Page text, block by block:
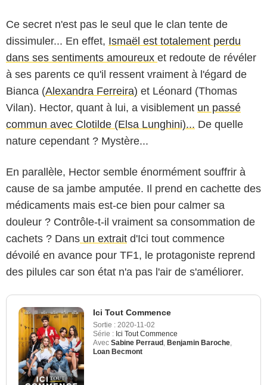
Ce secret n'est pas le seul que le clan tente de
dissimuler... En effet, Ismaël est totalement perdu
dans ses sentiments amoureux et redoute de révéler
à ses parents ce qu'il ressent vraiment à l'égard de
Bianca (Alexandra Ferreira) et Léonard (Thomas
Vilan). Hector, quant à lui, a visiblement un passé
commun avec Clotilde (Elsa Lunghini)... De quelle
nature cependant ? Mystère...
En parallèle, Hector semble énormément souffrir à
cause de sa jambe amputée. Il prend en cachette des
médicaments mais est-ce bien pour calmer sa
douleur ? Contrôle-t-il vraiment sa consommation de
cachets ? Dans un extrait d'Ici tout commence
dévoilé en avance pour TF1, le protagoniste reprend
des pilules car son état n'a pas l'air de s'améliorer.
Ici Tout Commence
Sortie : 2020-11-02
Série : Ici Tout Commence
Avec Sabine Perraud Benjamin Baroche
Loan Becmont